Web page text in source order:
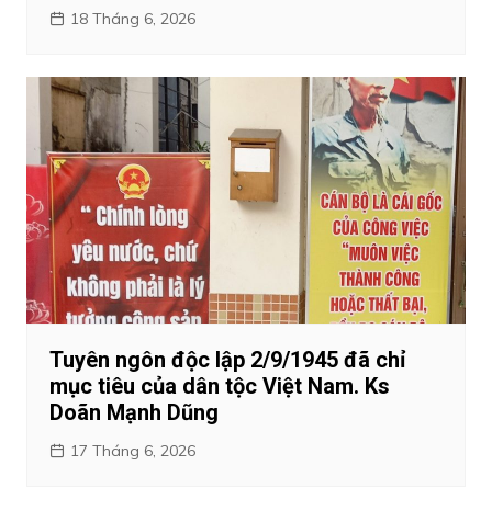
18 Tháng 6, 2026
Tuyên ngôn độc lập 2/9/1945 đã chỉ
mục tiêu của dân tộc Việt Nam. Ks
Doãn Mạnh Dũng
17 Tháng 6, 2026